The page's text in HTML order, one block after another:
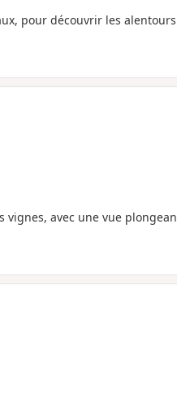
pour découvrir les
avec une vue